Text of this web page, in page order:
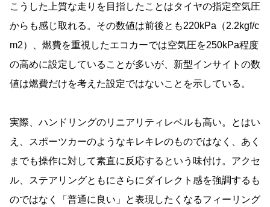
こうした上質な走りを目指したことはタイヤの指定空気圧
からも感じ取れる。その数値は前後とも220kPa（2.2kgf/c
m2）、燃費を重視したエコカーでは空気圧を250kPa程度
の高めに設定していることが多いが、新型インサイトの数
値は燃費だけを考えた設定ではないことを示している。
実際、ハンドリングのリニアリティレベルも高い。とはい
え、スポーツカーのようなキレキレのものではなく、あく
までも操作に対して素直に反応するという味付け。アクセ
ル、ステアリングともにさらにダイレクト感を強調するも
のではなく「普通に良い」と表現したくなるフィーリング